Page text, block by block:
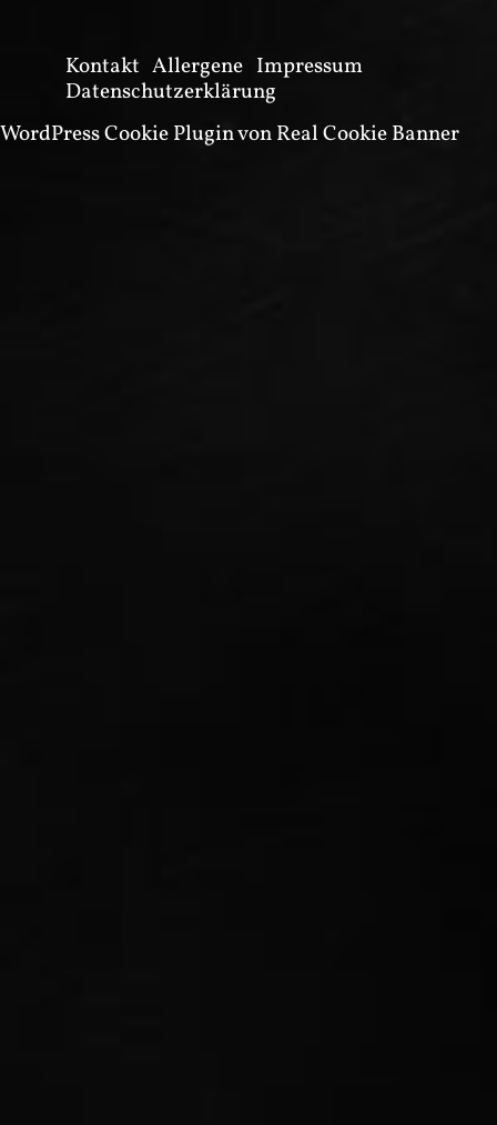
Kontakt Allergene Impressum
Datenschutzerklärung
WordPress Cookie Plugin von Real Cookie Banner